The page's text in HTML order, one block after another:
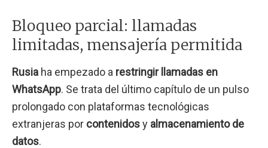
Bloqueo parcial: llamadas
limitadas, mensajería permitida
Rusia ha empezado a restringir llamadas en
WhatsApp. Se trata del último capítulo de un pulso
prolongado con plataformas tecnológicas
extranjeras por contenidosy almacenamiento de
datos.